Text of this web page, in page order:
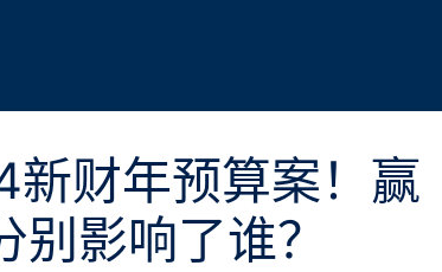
财年预算案！赢
影响了谁？